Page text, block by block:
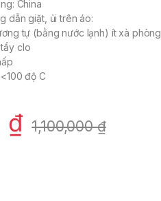
China
dẫn giặt, ủi trên áo:
tự (bằng nước lạnh) ít xà phòng
clo
độ C
₫ 1,100,000₫